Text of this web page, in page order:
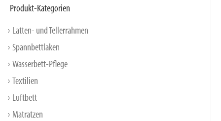
Produkt-Kategorien
Latten- und Tellerrahmen
Spannbettlaken
Wasserbett-Pflege
Textilien
Luftbett
Matratzen